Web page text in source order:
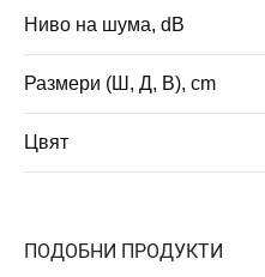
Ниво на шума, dB
Размери (Ш, Д, В), cm
Цвят
ПОДОБНИ ПРОДУКТИ